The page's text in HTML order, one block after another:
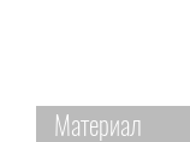
Материал